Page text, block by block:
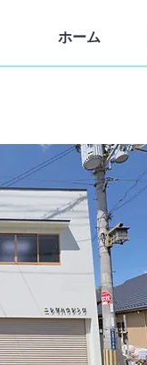
ホーム